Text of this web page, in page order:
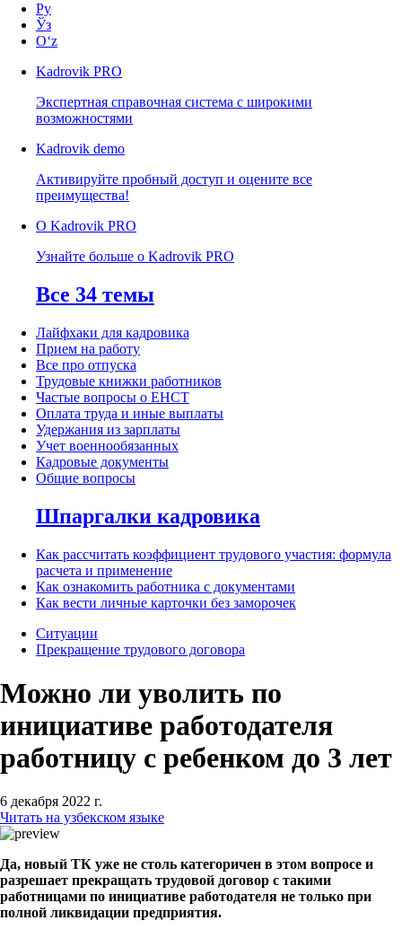
Ру
Ўз
Oʻz
Kadrovik PRO
Экспертная справочная система с широкими
возможностями
Kadrovik demo
Активируйте пробный доступ и оцените все
преимущества!
О Kadrovik PRO
Узнайте больше о Kadrovik PRO
Все 34 темы
Лайфхаки для кадровика
Прием на работу
Все про отпуска
Трудовые книжки работников
Частые вопросы о ЕНСТ
Оплата труда и иные выплаты
Удержания из зарплаты
Учет военнообязанных
Кадровые документы
Общие вопросы
Шпаргалки кадровика
Как рассчитать коэффициент трудового участия: формула
расчета и применение
Как ознакомить работника с документами
Как вести личные карточки без заморочек
Ситуации
Прекращение трудового договора
Можно ли уволить по
инициативе работодателя
работницу с ребенком до 3 лет
6 декабря 2022 г.
Читать на узбекском языке
Да, новый ТК уже не столь категоричен в этом вопросе и
разрешает прекращать трудовой договор с такими
работницами по инициативе работодателя не только при
полной ликвидации предприятия.